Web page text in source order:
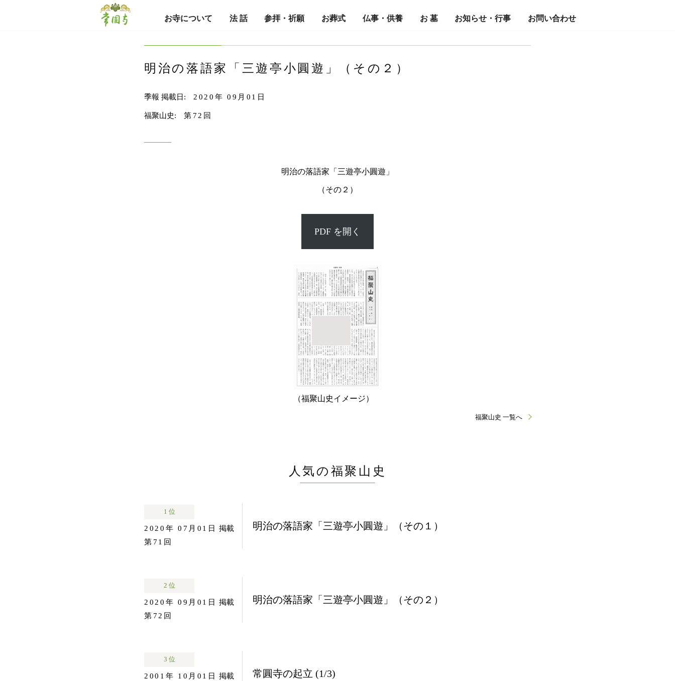
お寺について 法 話 参拝・祈願 お葬式 仏事・供養 お 墓 お知らせ・行事 お問い合わせ
明治の落語家「三遊亭小圓遊」（その２）
季報 掲載日: 2020年 09月01日
福聚山史: 第72回
明治の落語家「三遊亭小圓遊」
（その２）
PDF を開く
（福聚山史イメージ）
福聚山史 一覧へ
人気の福聚山史
1 位
2020年 07月01日
掲載
第71回
明治の落語家「三遊亭小圓遊」（その１）
2 位
2020年 09月01日
掲載
第72回
明治の落語家「三遊亭小圓遊」（その２）
3 位
2001年 10月01日
掲載
常圓寺の起立 (1/3)